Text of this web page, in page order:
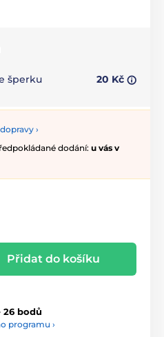
šperku 20 Kč
›
dodání: u vás v
Přidat do košíku
26 bodů
programu ›